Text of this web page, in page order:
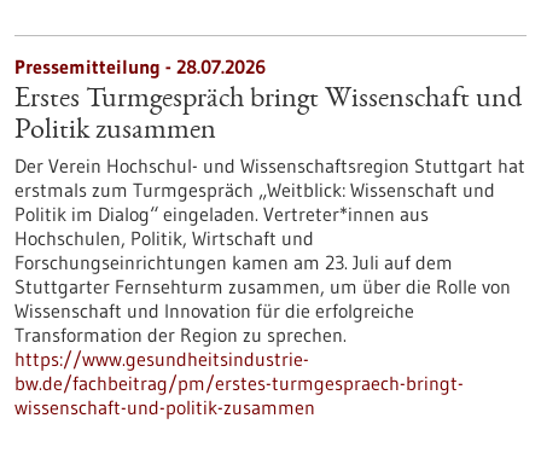
Pressemitteilung - 28.07.2026
Erstes Turmgespräch bringt Wissenschaft und
Politik zusammen
Der Verein Hochschul- und Wissenschaftsregion Stuttgart hat
erstmals zum Turmgespräch „Weitblick: Wissenschaft und
Politik im Dialog“ eingeladen. Vertreter*innen aus
Hochschulen, Politik, Wirtschaft und
Forschungseinrichtungen kamen am 23. Juli auf dem
Stuttgarter Fernsehturm zusammen, um über die Rolle von
Wissenschaft und Innovation für die erfolgreiche
Transformation der Region zu sprechen.
https://www.gesundheitsindustrie-
bw.de/fachbeitrag/pm/erstes-turmgespraech-bringt-
wissenschaft-und-politik-zusammen